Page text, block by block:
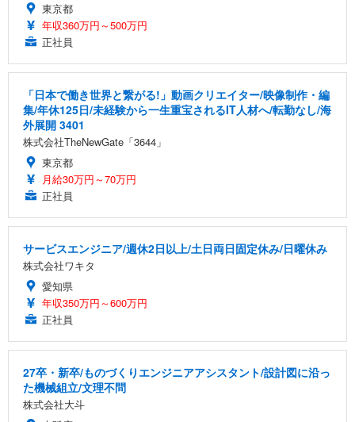
東京都
年収360万円～500万円
正社員
「日本で働き世界と繋がる!」動画クリエイター/映像制作・編
集/年休125日/未経験から一生重宝されるIT人材へ/転勤なし/海
外展開 3401
株式会社TheNewGate「3644」
東京都
月給30万円～70万円
正社員
サービスエンジニア/週休2日以上/土日両日固定休み/日曜休み
株式会社ワキタ
愛知県
年収350万円～600万円
正社員
27卒・新卒/ものづくりエンジニアアシスタント/設計図に沿っ
た機械組立/文理不問
株式会社大斗